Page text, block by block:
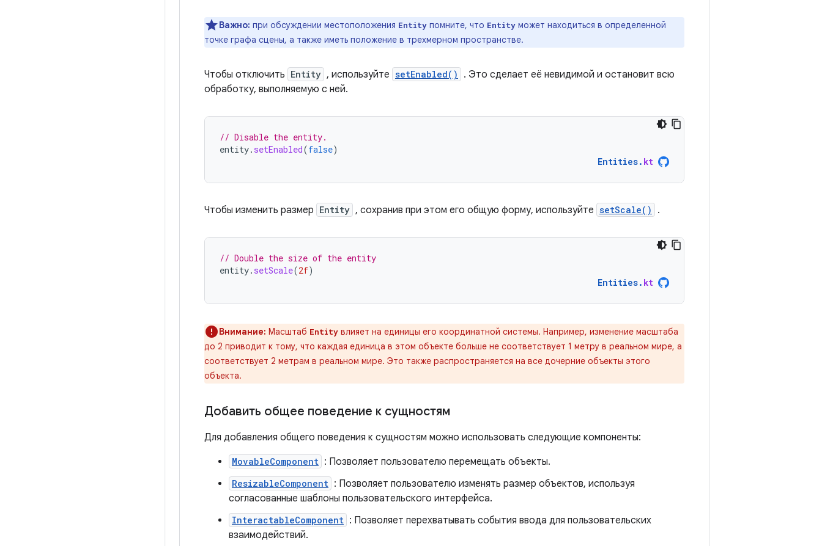
Важно: при обсуждении местоположения Entity помните, что Entity может находиться в определенной
точке графа сцены, а также иметь положение в трехмерном пространстве.
Чтобы отключить Entity , используйте setEnabled()
. Это сделает её невидимой и остановит всю
обработку, выполняемую с ней.
// Disable the entity.
entity. setEnabled(false)
Entities. kt
Чтобы изменить размер Entity , сохранив при этом его общую форму, используйте setScale() .
// Double the size of the entity
entity. setScale(2f)
Entities. kt
Внимание: Масштаб Entity влияет на единицы его координатной системы. Например, изменение масштаба
до 2 приводит к тому, что каждая единица в этом объекте больше не соответствует 1 метру в реальном мире, а
соответствует 2 метрам в реальном мире. Это также распространяется на все дочерние объекты этого
объекта.
Добавить общее поведение к сущностям
Для добавления общего поведения к сущностям можно использовать следующие компоненты:
MovableComponent : Позволяет пользователю перемещать объекты.
ResizableComponent : Позволяет пользователю изменять размер объектов, используя
согласованные шаблоны пользовательского интерфейса.
InteractableComponent : Позволяет перехватывать события ввода для пользовательских
взаимодействий.